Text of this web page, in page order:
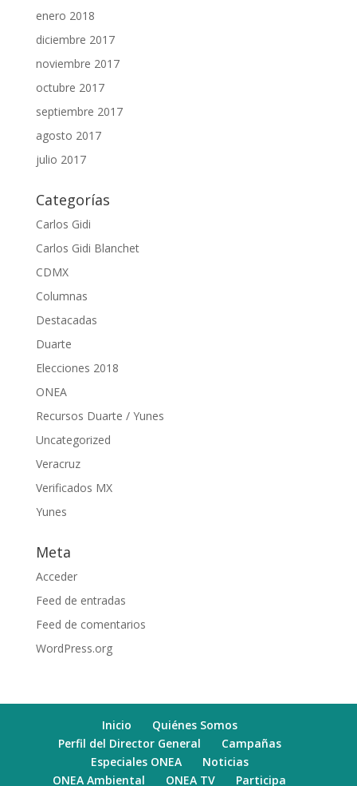
enero 2018
diciembre 2017
noviembre 2017
octubre 2017
septiembre 2017
agosto 2017
julio 2017
Categorías
Carlos Gidi
Carlos Gidi Blanchet
CDMX
Columnas
Destacadas
Duarte
Elecciones 2018
ONEA
Recursos Duarte / Yunes
Uncategorized
Veracruz
Verificados MX
Yunes
Meta
Acceder
Feed de entradas
Feed de comentarios
WordPress.org
Inicio
Quiénes Somos
Perfil del Director General
Campañas
Especiales ONEA
Noticias
ONEA Ambiental
ONEA TV Participa